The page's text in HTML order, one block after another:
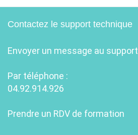
Contactez le support technique
Envoyer un message au support
Par téléphone :
04.92.914.926
Prendre un RDV de formation